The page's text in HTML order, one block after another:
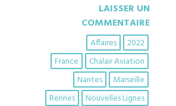
LAISSER UN
COMMENTAIRE
2022
Affaires
Chalair Aviation
France
Marseille
Nantes
Nouvelles Lignes
Rennes